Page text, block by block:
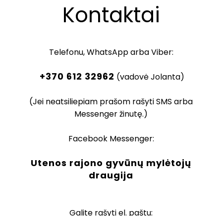
Kontaktai
Telefonu, WhatsApp arba Viber:
+370 612 32962 (vadovė Jolanta)
(Jei neatsiliepiam prašom rašyti SMS arba
Messenger žinutę.)
Facebook Messenger:
Utenos rajono gyvūnų mylėtojų
draugija
Galite rašyti el. paštu: